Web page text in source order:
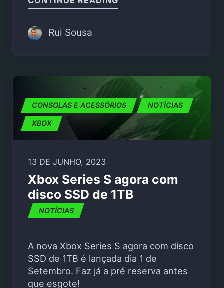
Rui Sousa
CONSOLAS E ACESSÓRIOS NOTÍCIAS
XBOX
13 DE JUNHO, 2023
Xbox Series S agora com
disco SSD de 1TB
NOTÍCIAS
A nova Xbox Series S agora com disco
SSD de 1TB é lançada dia 1 de
Setembro. Faz já a pré reserva antes
que esgote!